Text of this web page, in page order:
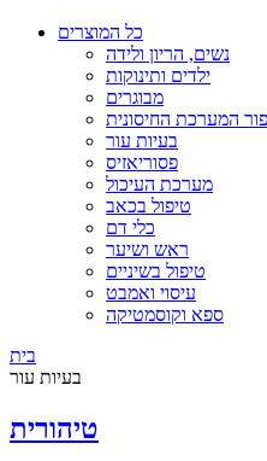
כל המוצרים
נשים, הריון ולידה
ילדים ותינוקות
מבוגרים
המערכת החיסונית
בעיות עור
פסוריאזיס
מערכת העיכול
טיפול בכאב
כלי דם
ראש ושיער
טיפול בשיניים
עיסוי ואמבט
ספא וקוסמטיקה
בית
בעיות עור
טיהורית